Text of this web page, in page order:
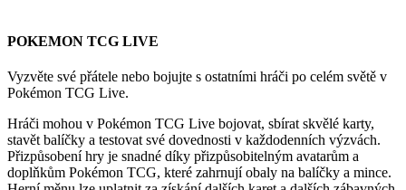
POKEMON TCG LIVE
Vyzvěte své přátele nebo bojujte s ostatními hráči po celém světě v
Pokémon TCG Live.
Hráči mohou v Pokémon TCG Live bojovat, sbírat skvělé karty,
stavět balíčky a testovat své dovednosti v každodenních výzvách.
Přizpůsobení hry je snadné díky přizpůsobitelným avatarům a
doplňkům Pokémon TCG, které zahrnují obaly na balíčky a mince.